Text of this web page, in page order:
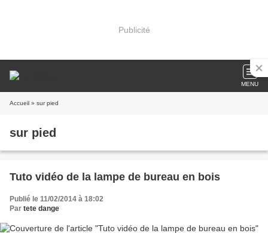
Publicité
MENU
Accueil » sur pied
sur pied
Tuto vidéo de la lampe de bureau en bois
Publié le 11/02/2014 à 18:02
Par tete dange